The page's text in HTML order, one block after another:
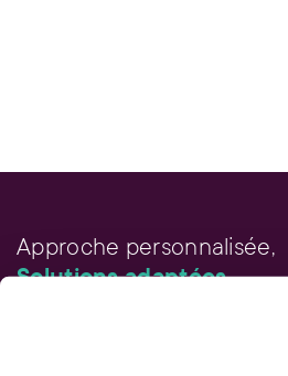
Approche personnalisée,
Solutions adaptées.